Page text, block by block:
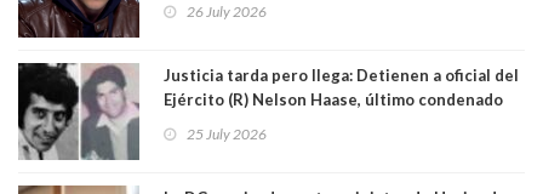
comentarios sexuales sobre menores. Redes
26 July 2026
Justicia tarda pero llega: Detienen a oficial del
Ejército (R) Nelson Haase, último condenado
Prisiones Littré Quiroga. Ambos fueron
25 July 2026